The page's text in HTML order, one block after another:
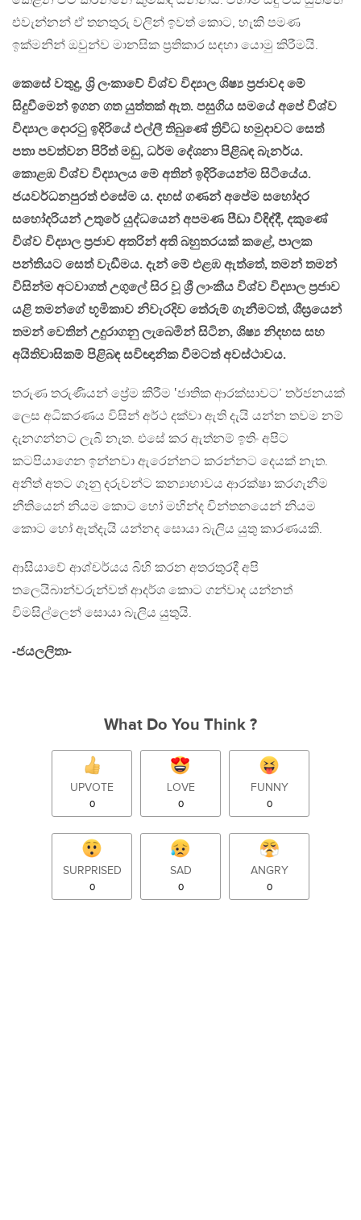
එවැන්නන් ඒ තනතුරු වලින් ඉවත් කොට, හැකි පමණ
ඉක්මනින් ඔවුන්ව මානසික ප්‍රතිකාර සඳහා යොමු කිරීමයි.
කෙසේ වතුදු, ශ්‍රි ලංකාවේ විශ්ව විද්‍යාල ශිෂ්‍ය ප්‍රජාවද මේ
සිදුවීමෙන් ඉගන ගත යුත්තක් ඇත. පසුගිය සමයේ අපේ විශ්ව
විද්‍යාල දොරටු ඉදිරියේ එල්ලී තිබුණේ ත්‍රිවිධ හමුදාවට සෙත්
පතා පවත්වන පිරිත් මඩු, ධර්ම දේශනා පිළිබඳ බැනර්ය.
කොළඹ විශ්ව විද්‍යාලය මේ අතින් ඉදිරියෙන්ම සිටියේය.
ජයවර්ධනපුරත් එසේම ය. දහස් ගණන් අපේම සහෝදර
සහෝදරියන් උතුරේ යුද්ධයෙන් අපමණ පීඩා විඳිඳ්දී, දකුණේ
විශ්ව විද්‍යාල ප්‍රජාව අතරින් අති බහුතරයක් කළේ, පාලක
පන්තියට සෙත් වැඩීමය. දැන් මේ එළඹ ඇත්තේ, තමන් තමන්
විසින්ම අටවාගත් උගුලේ සිර වූ ශ්‍රී ලාංකීය විශ්ව විද්‍යාල ප්‍රජාව
යළි තමන්ගේ භූමිකාව නිවැරදිව තේරුම් ගැනීමටත්, ශීඝ්‍රයෙන්
තමන් වෙතින් උදුරාගනු ලැබෙමින් සිටින, ශිෂ්‍ය නිදහස සහ
අයිතිවාසිකම් පිළිබඳ සවිඥානික වීමටත් අවස්ථාවය.
තරුණ තරුණියන් ප්‍රේම කිරීම ‛ජාතික ආරක්සාවට’ තර්ජනයක්
ලෙස අධිකරණය විසින් අර්ථ දක්වා ඇති දැයි යන්න තවම නම්
දැනගන්නට ලැබී නැත. එසේ කර ඇත්නම් ඉතිං අපිට
කටපියාගෙන ඉන්නවා ඇරෙන්නට කරන්නට දෙයක් නැත.
අනිත් අතට ගෑනු දරුවන්ට කන්‍යාභාවය ආරක්ෂා කරගැනීම
නීතියෙන් නියම කොට හෝ මහින්ද චින්තනයෙන් නියම
කොට හෝ ඇත්දැයි යන්නද සොයා බැලිය යුතු කාරණයකි.
ආසියාවේ ආශ්චර්යය බිහි කරන අතරතුරදී අපි
තලෙයිබාන්වරුන්වත් ආදර්ශ කොට ගන්වාද යන්නත්
විමසිල්ලෙන් සොයා බැලිය යුතුයි.
-ජයලලිතා-
What Do You Think ?
UPVOTE
0
LOVE
0
FUNNY
0
SURPRISED
0
SAD
0
ANGRY
0